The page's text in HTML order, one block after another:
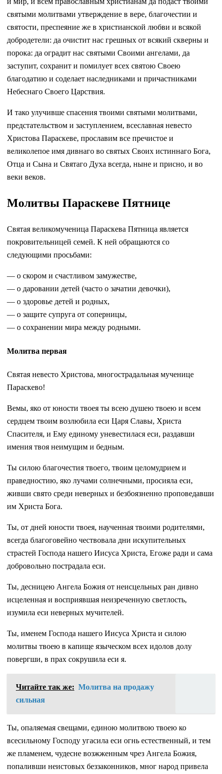
святыми молитвами утверждение в вере, благочестии и
святости, преспеяние же в христианской любви и всякой
добродетели: да очистит нас грешных от всякий скверны и
порока: да оградит нас святыми Своими ангелами, да
заступит, сохранит и помилует всех святою Своею
благодатию и соделает наследниками и причастниками
Небеснаго Своего Царствия.
И тако улучивше спасения твоими святыми молитвами,
предстательством и заступлением, всеславная невесто
Христова Параскеве, прославим все пречистое и
великолепое имя дивнаго во святых Своих истиннаго Бога,
Отца и Сына и Святаго Духа всегда, ныне и присно, и во
веки веков.
Молитвы Параскеве Пятнице
Святая великомученица Параскева Пятница является
покровительницей семей. К ней обращаются со
следующими просьбами:
— о скором и счастливом замужестве,
— о даровании детей (часто о зачатии девочки),
— о здоровье детей и родных,
— о защите супруга от соперницы,
— о сохранении мира между родными.
Молитва первая
Святая невесто Христова, многострадальная мученице
Параскево!
Вемы, яко от юности твоея ты всею душею твоею и всем
сердцем твоим возлюбила еси Царя Славы, Христа
Спасителя, и Ему единому уневестилася еси, раздавши
имения твоя неимущим и бедным.
Ты силою благочестия твоего, твоим целомудрием и
праведностию, яко лучами солнечными, просияла еси,
живши свято среди неверных и безбоязненно проповедавши
им Христа Бога.
Ты, от дней юности твоея, наученная твоими родителями,
всегда благоговейно чествовала дни искупительных
страстей Господа нашего Иисуса Христа, Егоже ради и сама
добровольно пострадала еси.
Ты, десницею Ангела Божия от неисцельных ран дивно
исцеленная и восприявшая неизреченную светлость,
изумила еси неверных мучителей.
Ты, именем Господа нашего Иисуса Христа и силою
молитвы твоею в капище языческом всех идолов долу
повергши, в прах сокрушила еси я.
Читайте так же: Молитва на продажу
сильная
Ты, опаляемая свещами, единою молитвою твоею ко
всесильному Господу угасила еси огнь естественный, и тем
же пламенем, чудесне возжженным чрез Ангела Божия,
попаливши неистовых беззаконников, мног народ привела